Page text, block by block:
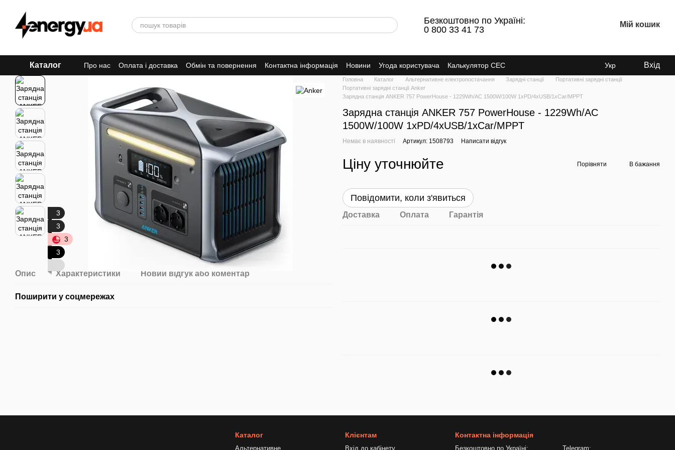
Безкоштовно по Україні:
0 800 33 41 73
Мій кошик
Каталог Про нас Оплата і доставка Обмін та повернення Контактна інформація Новини Угода користувача Калькулятор СЕС Укр Вхід
3
3
3
3
Опис Характеристики Новий відгук або коментар
Поширити у соцмережах
Головна Каталог Альтернативне електропостачання Зарядні станції
Портативні зарядні станції
Портативні зарядні станції Anker
Зарядна станція ANKER 757 PowerHouse - 1229Wh/AC 1500W/100W 1xPD/4xUSB/1xCar/MPPT
Зарядна станція ANKER 757 PowerHouse - 1229Wh/AC
1500W/100W 1xPD/4xUSB/1xCar/MPPT
Немає в наявності Артикул: 1508793 Написати відгук
Ціну уточнюйте Порівняти В бажання
Повідомити, коли з'явиться
Доставка Оплата Гарантія
Каталог
Альтернативне
Клієнтам
Вхід до кабінету
Контактна інформація
Безкоштовно по Україні: Telegram: